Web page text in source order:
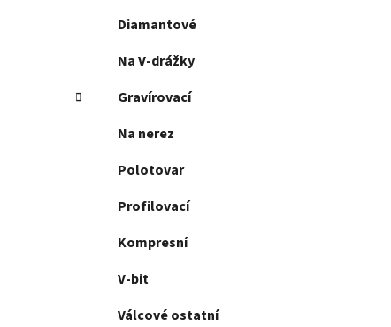
Diamantové
Na V-drážky
Gravírovací
Na nerez
Polotovar
Profilovací
Kompresní
V-bit
Válcové ostatní